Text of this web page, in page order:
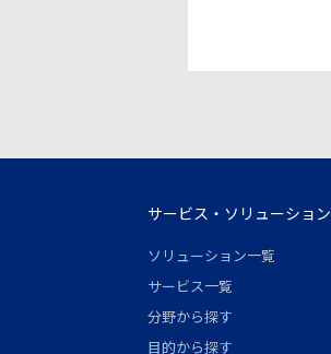
サービス・ソリューション
ソリューション一覧
サービス一覧
分野から探す
目的から探す